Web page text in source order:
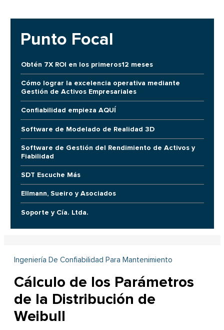
Punto Focal
Obtén 7X ROI en los primeros12 meses
Cómo lograr la excelencia operativa mediante
Gestión de Activos Empresariales
Confiabilidad empieza AQUÍ
Software de Modelado de Realidad 3D
Software de Gestión del Rendimiento de Activos y
Fiabilidad
SDT Escuche Más
Ellmann, Sueiro y Asociados
Soporte y Cía. Ltda.
Ingeniería De Confiabilidad Para Mantenimiento
Cálculo de los Parámetros
de la Distribución de
Weibull